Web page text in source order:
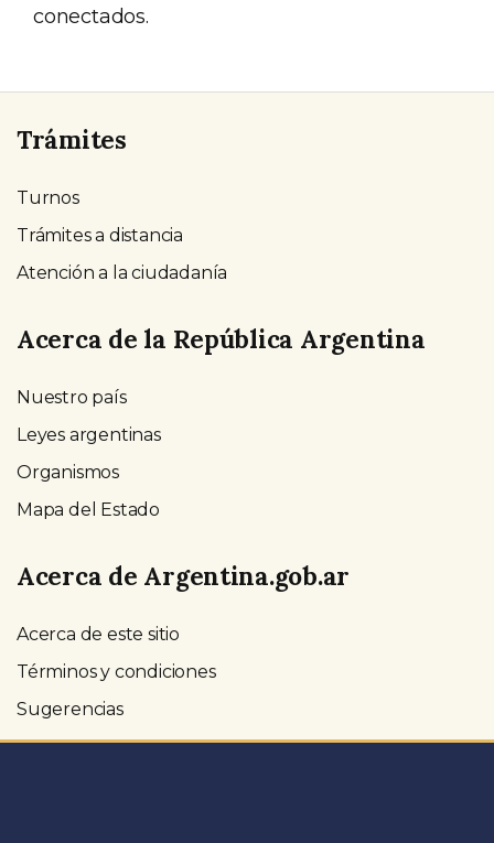
conectados.
Trámites
Turnos
Trámites a distancia
Atención a la ciudadanía
Acerca de la República Argentina
Nuestro país
Leyes argentinas
Organismos
Mapa del Estado
Acerca de Argentina.gob.ar
Acerca de este sitio
Términos y condiciones
Sugerencias